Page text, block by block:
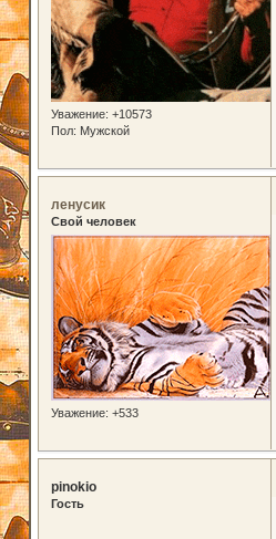
Уважение: +10573
Пол: Мужской
ленусик
Свой человек
Уважение: +533
pinokio
Гость